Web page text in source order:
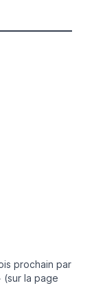
prochain par
(sur la page